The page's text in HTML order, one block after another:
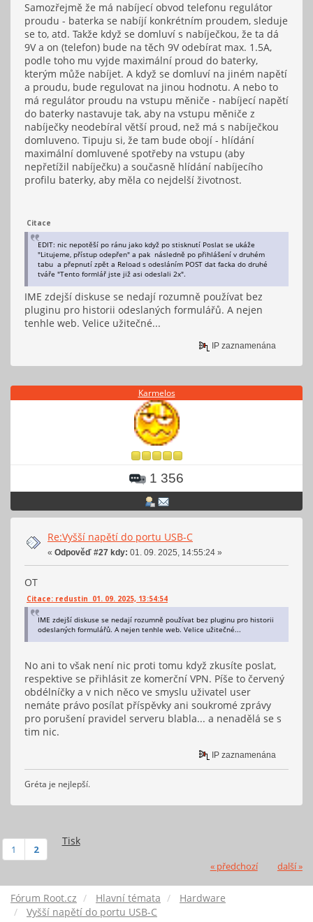
Samozřejmě že má nabíjecí obvod telefonu regulátor
proudu - baterka se nabíjí konkrétním proudem, sleduje
se to, atd. Takže když se domluví s nabíječkou, že ta dá
9V a on (telefon) bude na těch 9V odebírat max. 1.5A,
podle toho mu vyjde maximální proud do baterky,
kterým může nabíjet. A když se domluví na jiném napětí
a proudu, bude regulovat na jinou hodnotu. A nebo to
má regulátor proudu na vstupu měniče - nabíjecí napětí
do baterky nastavuje tak, aby na vstupu měniče z
nabíječky neodebíral větší proud, než má s nabíječkou
domluveno. Tipuju si, že tam bude obojí - hlídání
maximální domluvené spotřeby na vstupu (aby
nepřetížil nabíječku) a současně hlídání nabíjecího
profilu baterky, aby měla co nejdelší životnost.
Citace
EDIT: nic nepotěší po ránu jako když po stisknutí Poslat se ukáže
"Litujeme, přístup odepřen" a pak následně po přihlášení v druhém
tabu a přepnutí zpět a Reload s odesláním POST dat facka do druhé
tváře "Tento formlář jste již asi odeslali 2x".
IME zdejší diskuse se nedají rozumně používat bez
pluginu pro historii odeslaných formulářů. A nejen
tenhle web. Velice užitečné...
IP zaznamenána
Karmelos
1 356
Re:Vyšší napětí do portu USB-C
« Odpověď #27 kdy: 01. 09. 2025, 14:55:24 »
OT
Citace: redustin 01. 09. 2025, 13:54:54
IME zdejší diskuse se nedají rozumně používat bez pluginu pro historii
odeslaných formulářů. A nejen tenhle web. Velice užitečné...
No ani to však není nic proti tomu když zkusíte poslat,
respektive se přihlásit ze komerční VPN. Píše to červený
obdélníčky a v nich něco ve smyslu uživatel user
nemáte právo posílat příspěvky ani soukromé zprávy
pro porušení pravidel serveru blabla... a nenadělá se s
tim nic.
IP zaznamenána
Gréta je nejlepší.
Tisk
1 2
« předchozí další »
Fórum Root.cz Hlavní témata
Hardware
Vyšší napětí do portu USB-C